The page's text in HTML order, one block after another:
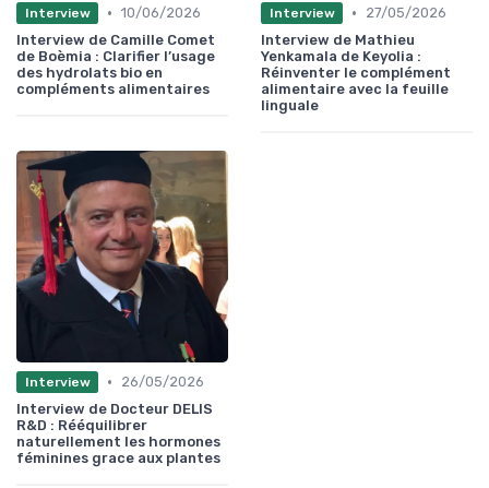
Interview • 10/06/2026
Interview de Camille Comet
de Boèmia : Clarifier l’usage
des hydrolats bio en
compléments alimentaires
Interview •
27/05/2026
Interview de Mathieu
Yenkamala de Keyolia :
Réinventer le complément
alimentaire avec la feuille
linguale
Interview •
26/05/2026
Interview de Docteur DELIS
R&D : Rééquilibrer
naturellement les hormones
féminines grace aux plantes